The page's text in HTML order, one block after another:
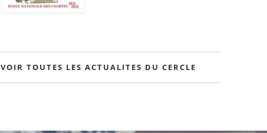
VOIR TOUTES LES ACTUALITES DU CERCLE